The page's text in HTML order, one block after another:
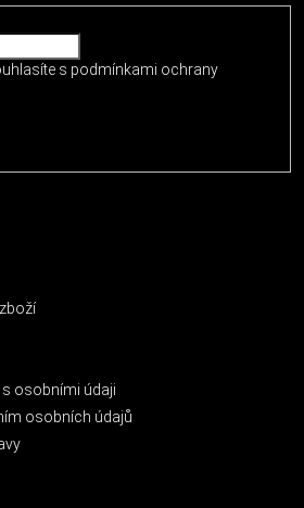
osobními údaji
osobních údajů
s podmínkami ochrany